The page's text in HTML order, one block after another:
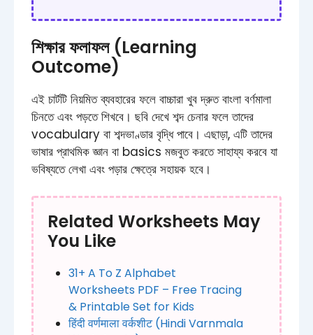
শিক্ষার ফলাফল (Learning
Outcome)
এই চার্টটি নিয়মিত ব্যবহারের ফলে বাচ্চারা খুব দ্রুত বাংলা বর্ণমালা
চিনতে এবং পড়তে শিখবে। ছবি দেখে শব্দ চেনার ফলে তাদের
vocabulary বা শব্দভাণ্ডার বৃদ্ধি পাবে। এছাড়া, এটি তাদের
ভাষার প্রাথমিক জ্ঞান বা basics মজবুত করতে সাহায্য করবে যা
ভবিষ্যতে লেখা এবং পড়ার ক্ষেত্রে সহায়ক হবে।
Related Worksheets May
You Like
31+ A To Z Alphabet
Worksheets PDF – Free Tracing
& Printable Set for Kids
हिंदी वर्णमाला वर्कशीट (Hindi Varnmala